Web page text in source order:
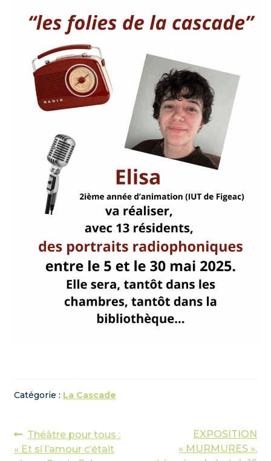
Catégorie : La Cascade
Navigation
de
Article
précédent :
Théâtre pour tous :
« Et si l’amour c’était
Article
suivant :
EXPOSITION
« MURMURES »,